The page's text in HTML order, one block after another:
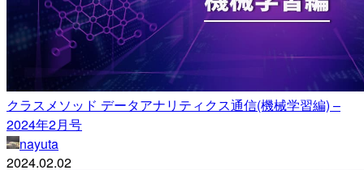
クラスメソッド データアナリティクス通信(機械学習編) –
2024年2月号
nayuta
2024.02.02